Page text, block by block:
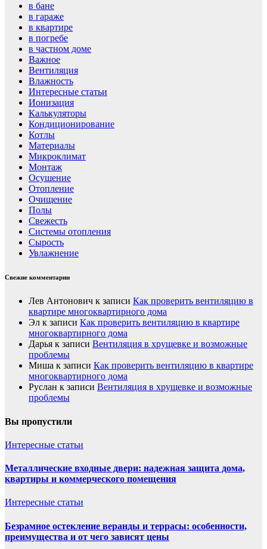
в бане
в гараже
в квартире
в погребе
в частном доме
Важное
Вентиляция
Влажность
Интересные статьи
Ионизация
Калькуляторы
Кондиционирование
Котлы
Материалы
Микроклимат
Монтаж
Осушение
Отопление
Очищение
Полы
Свежесть
Системы отопления
Сырость
Увлажнение
Свежие комментарии
Лев Антонович к записи Как проверить вентиляцию в
квартире многоквартирного дома
Эл к записи Как проверить вентиляцию в квартире
многоквартирного дома
Дарья к записи Вентиляция в хрущевке и возможные
проблемы
Миша к записи Как проверить вентиляцию в квартире
многоквартирного дома
Руслан к записи Вентиляция в хрущевке и возможные
проблемы
Вы пропустили
Интересные статьи
Металлические входные двери: надежная защита дома,
квартиры и коммерческого помещения
Интересные статьи
Безрамное остекление веранды и террасы: особенности,
преимущества и от чего зависят цены